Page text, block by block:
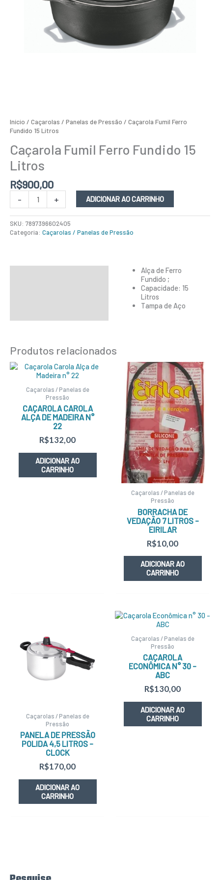
P
Início / Caçarolas / Panelas de Pressão / Caçarola Fumil Ferro
Fundido 15 Litros
Caçarola Fumil Ferro Fundido 15
Litros
R$900,00
- + ADICIONAR AO CARRINHO
SKU: 7897396602405
Categoria: Caçarolas / Panelas de Pressão
Alça de Ferro
Fundido ;
Capacidade: 15
Litros
Tampa de Aço
Produtos relacionados
Caçarolas / Panelas de
Pressão
CAÇAROLA CAROLA
ALÇA DE MADEIRA N°
22
R$132,00
ADICIONAR AO
CARRINHO
Caçarolas / Panelas de
Pressão
BORRACHA DE
VEDAÇÃO 7 LITROS –
EIRILAR
R$10,00
ADICIONAR AO
CARRINHO
Caçarolas / Panelas de
Pressão
PANELA DE PRESSÃO
POLIDA 4,5 LITROS –
CLOCK
R$170,00
ADICIONAR AO
CARRINHO
Caçarolas / Panelas de
Pressão
CAÇAROLA
ECONÔMICA N° 30 –
ABC
R$130,00
ADICIONAR AO
CARRINHO